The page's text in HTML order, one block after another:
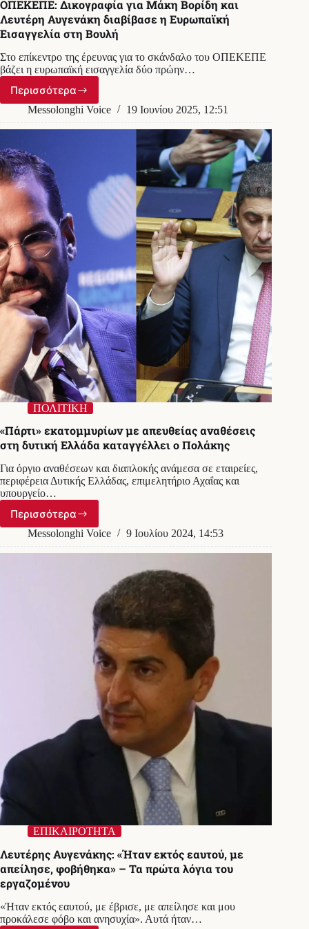
ΟΠΕΚΕΠΕ: Δικογραφία για Μάκη Βορίδη και
Λευτέρη Αυγενάκη διαβίβασε η Ευρωπαϊκή
Εισαγγελία στη Βουλή
Στο επίκεντρο της έρευνας για το σκάνδαλο του ΟΠΕΚΕΠΕ
βάζει η ευρωπαϊκή εισαγγελία δύο πρώην…
Περισσότερα
ΟΠΕΚΕΠΕ:
Δικογραφία
Λευτέρη
Αυγενάκη
διαβίβασε
η
Ευρωπαϊκή
Εισαγγελία
στη
Βουλή
Messolonghi Voice 19 Ιουνίου 2025, 12:51
ΠΟΛΙΤΙΚΗ
«Πάρτι» εκατομμυρίων με απευθείας αναθέσεις
στη δυτική Ελλάδα καταγγέλλει ο Πολάκης
Για όργιο αναθέσεων και διαπλοκής ανάμεσα σε εταιρείες,
περιφέρεια Δυτικής Ελλάδας, επιμελητήριο Αχαΐας και
υπουργείο…
Περισσότερα
«Πάρτι»
εκατομμυρίων
καταγγέλλει
Messolonghi Voice 9 Ιουλίου 2024, 14:53
ΕΠΙΚΑΙΡΟΤΗΤΑ
Λευτέρης Αυγενάκης: «Ήταν εκτός εαυτού, με
απείλησε, φοβήθηκα» – Τα πρώτα λόγια του
εργαζομένου
«Ήταν εκτός εαυτού, με έβρισε, με απείλησε και μου
προκάλεσε φόβο και ανησυχία». Αυτά ήταν…